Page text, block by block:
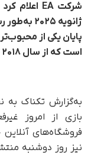
ژانویه
است که از سال ۲۰۱۸ تاکنون در دسترس کاربران قرار داشت.
فروشگاه‌های
نیز روز دوشنبه